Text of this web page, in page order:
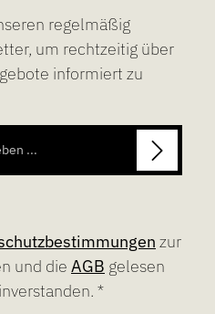
regelmäßig
um rechtzeitig über
informiert zu
zur
und die AGB gelesen
*